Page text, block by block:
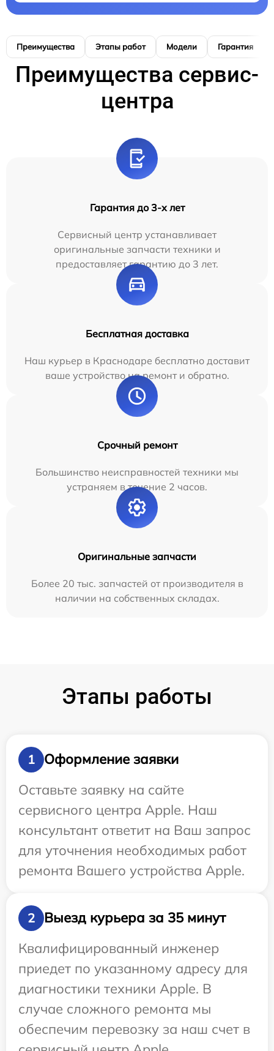
Преимущества Этапы работ Модели Гарантия
Преимущества сервис-
центра
Гарантия до 3-х лет
Сервисный центр устанавливает
оригинальные запчасти техники и
предоставляет гарантию до 3 лет.
Бесплатная доставка
Наш курьер в Краснодаре бесплатно доставит
ваше устройство на ремонт и обратно.
Срочный ремонт
Большинство неисправностей техники мы
устраняем в течение 2 часов.
Оригинальные запчасти
Более 20 тыс. запчастей от производителя в
наличии на собственных складах.
Этапы работы
1
Оформление заявки
Оставьте заявку на сайте
сервисного центра Apple. Наш
консультант ответит на Ваш запрос
для уточнения необходимых работ
ремонта Вашего устройства Apple.
2
Выезд курьера за 35 минут
Квалифицированный инженер
приедет по указанному адресу для
диагностики техники Apple. В
случае сложного ремонта мы
обеспечим перевозку за наш счет в